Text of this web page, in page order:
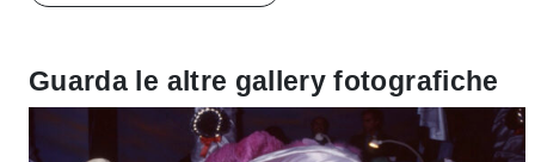
Guarda le altre gallery fotografiche